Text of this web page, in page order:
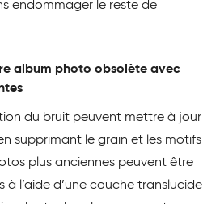
endommager le reste de
album photo obsolète avec
du bruit peuvent mettre à jour
supprimant le grain et les motifs
plus anciennes peuvent être
à l’aide d’une couche translucide